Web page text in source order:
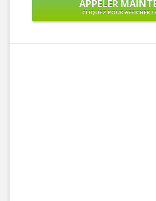
APPELER
CLIQUEZ POUR AFFICHER